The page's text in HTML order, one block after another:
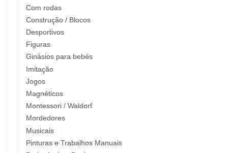
Com rodas
Construção / Blocos
Desportivos
Figuras
Ginásios para bebés
Imitação
Jogos
Magnéticos
Montessori / Waldorf
Mordedores
Musicais
Pinturas e Trabalhos Manuais